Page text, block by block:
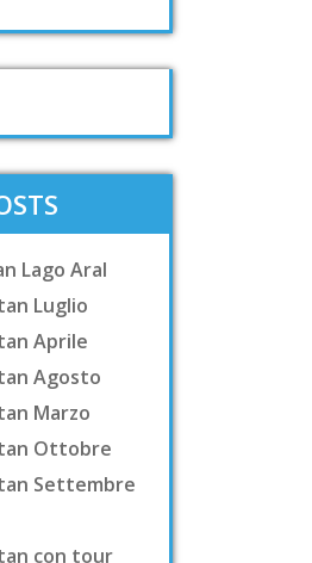
Lago Aral
Luglio
Aprile
Agosto
Marzo
Ottobre
Settembre
con tour